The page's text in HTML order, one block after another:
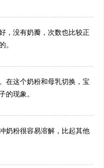
，没有奶瓣，次数也比较正
。
在这个奶粉和母乳切换，宝
的现象。
奶粉很容易溶解，比起其他